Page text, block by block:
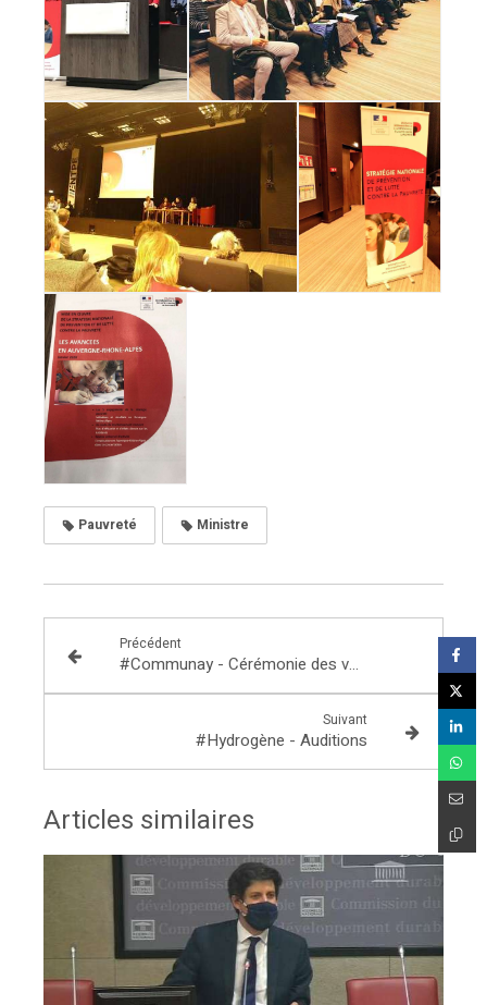
Pauvreté Ministre
Précédent
#Communay - Cérémonie des vœux 2020
Suivant
#Hydrogène - Auditions
Articles similaires